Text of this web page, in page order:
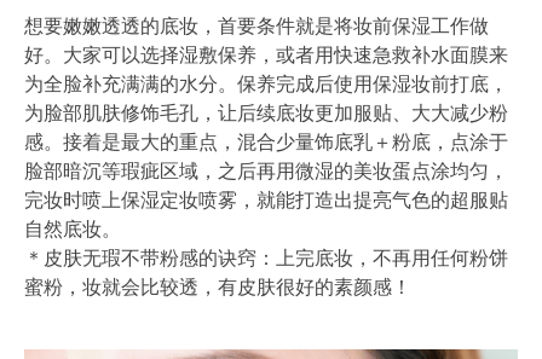
想要嫩嫩透透的底妆，首要条件就是将妆前保湿工作做
好。大家可以选择湿敷保养，或者用快速急救补水面膜来
为全脸补充满满的水分。保养完成后使用保湿妆前打底，
为脸部肌肤修饰毛孔，让后续底妆更加服贴、大大减少粉
感。接着是最大的重点，混合少量饰底乳＋粉底，点涂于
脸部暗沉等瑕疵区域，之后再用微湿的美妆蛋点涂均匀，
完妆时喷上保湿定妆喷雾，就能打造出提亮气色的超服贴
自然底妆。
＊皮肤无瑕不带粉感的诀窍：上完底妆，不再用任何粉饼
蜜粉，妆就会比较透，有皮肤很好的素颜感！